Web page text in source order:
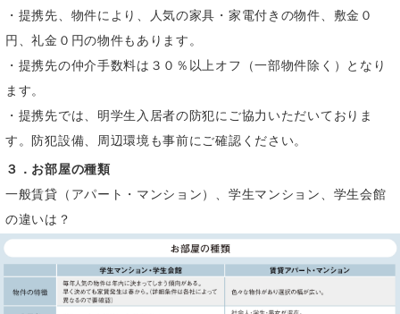
2025/03/19
明治学院大学新入生・住み替え検討の在校生の皆様へ
お部屋探しを通年でサポートしますので、お気軽にご相談くださ
い。
・提携先、物件により、人気の家具・家電付きの物件、敷金０
円、礼金０円の物件もあります。
・提携先の仲介手数料は３０％以上オフ（一部物件除く）となり
ます。
・提携先では、明学生入居者の防犯にご協力いただいておりま
す。防犯設備、周辺環境も事前にご確認ください。
３．お部屋の種類
一般賃貸（アパート・マンション）、学生マンション、学生会館
の違いは？